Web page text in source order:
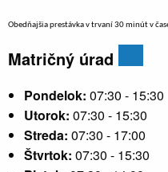
Obedňajšia prestávka v trvaní 30 minút v
Matričný úrad
Pondelok: 07:30 - 15:30
Utorok: 07:30 - 15:30
Streda: 07:30 - 17:00
Štvrtok: 07:30 - 15:30